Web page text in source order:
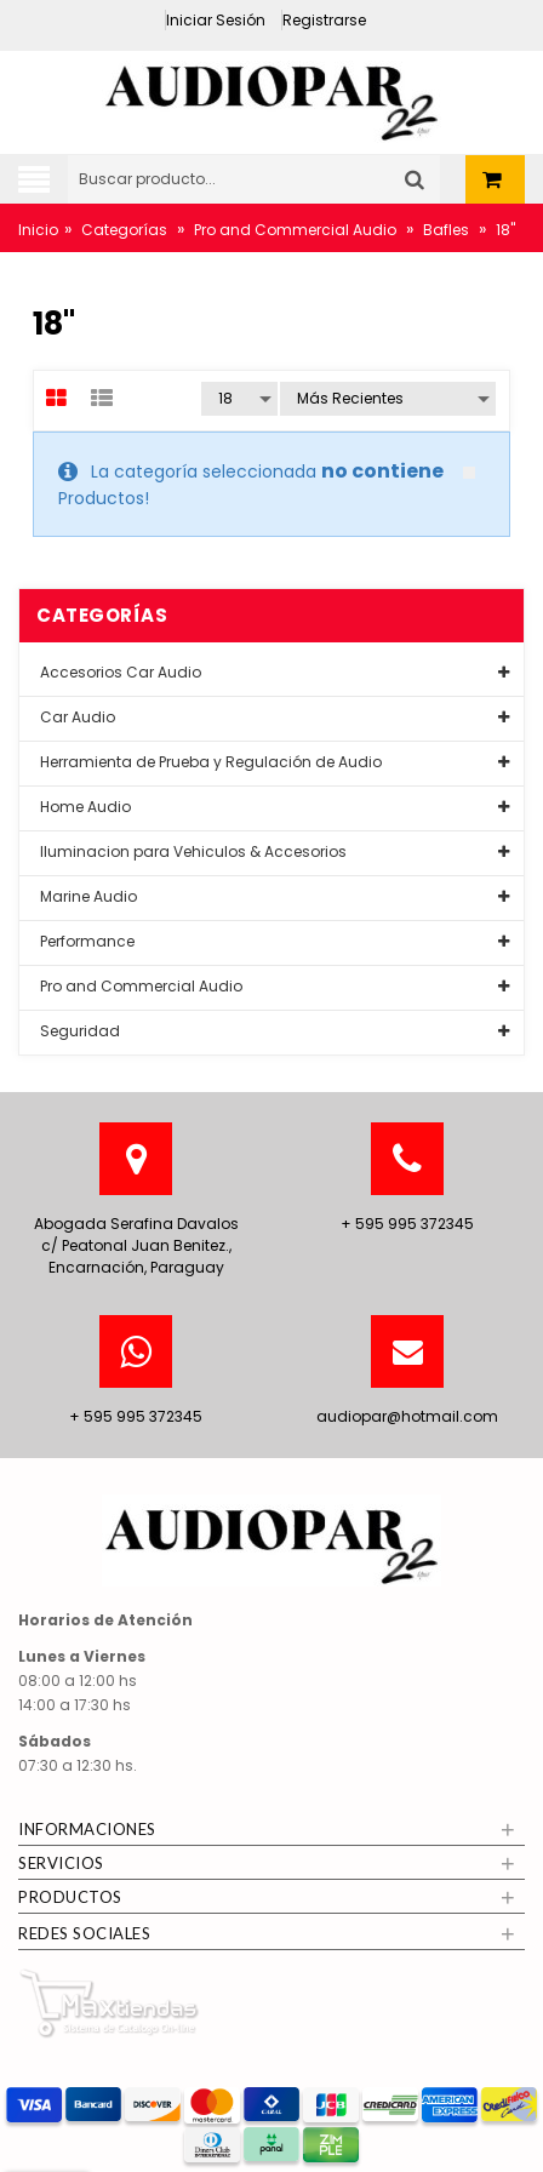
Iniciar Sesión Registrarse
Inicio » Categorías » Pro and Commercial Audio » Bafles » 18"
18"
La categoría seleccionada no contiene
Productos!
CATEGORÍAS
Accesorios Car Audio
Car Audio
Herramienta de Prueba y Regulación de Audio
Home Audio
Iluminacion para Vehiculos & Accesorios
Marine Audio
Performance
Pro and Commercial Audio
Seguridad
Abogada Serafina Davalos
c/ Peatonal Juan Benitez.,
Encarnación, Paraguay
+ 595 995 372345
+ 595 995 372345 audiopar@hotmail.com
Horarios de Atención
Lunes a Viernes
08:00 a 12:00 hs
14:00 a 17:30 hs
Sábados
07:30 a 12:30 hs.
INFORMACIONES +
SERVICIOS +
PRODUCTOS +
REDES SOCIALES +